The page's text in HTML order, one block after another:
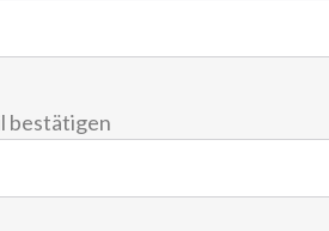
bestätigen